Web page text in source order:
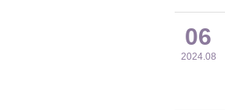
06
2024.08